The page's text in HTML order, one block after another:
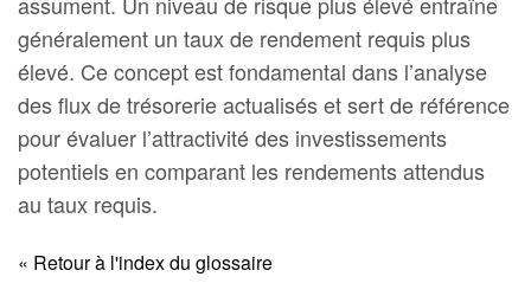
généralement un taux de rendement requis plus
élevé. Ce concept est fondamental dans l’analyse
des flux de trésorerie actualisés et sert de référence
pour évaluer l’attractivité des investissements
potentiels en comparant les rendements attendus
au taux requis.
« Retour à l'index du glossaire